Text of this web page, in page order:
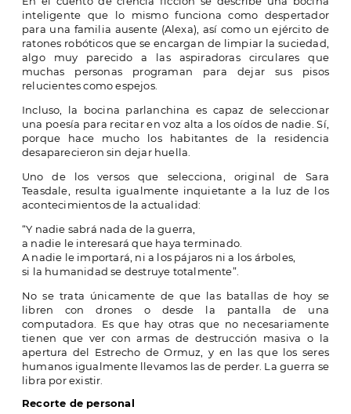
inteligente que lo mismo funciona como despertador
para una familia ausente (Alexa), así como un ejército de
ratones robóticos que se encargan de limpiar la suciedad,
algo muy parecido a las aspiradoras circulares que
muchas personas programan para dejar sus pisos
relucientes como espejos.
Incluso, la bocina parlanchina es capaz de seleccionar
una poesía para recitar en voz alta a los oídos de nadie. Sí,
porque hace mucho los habitantes de la residencia
desaparecieron sin dejar huella.
Uno de los versos que selecciona, original de Sara
Teasdale, resulta igualmente inquietante a la luz de los
acontecimientos de la actualidad:
“Y nadie sabrá nada de la guerra,
a nadie le interesará que haya terminado.
A nadie le importará, ni a los pájaros ni a los árboles,
si la humanidad se destruye totalmente”.
No se trata únicamente de que las batallas de hoy se
libren con drones o desde la pantalla de una
computadora. Es que hay otras que no necesariamente
tienen que ver con armas de destrucción masiva o la
apertura del Estrecho de Ormuz, y en las que los seres
humanos igualmente llevamos las de perder. La guerra se
libra por existir.
Recorte de personal